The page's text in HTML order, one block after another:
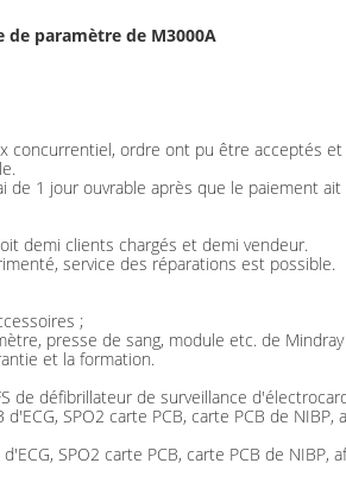
de paramètre de M3000A
ordre ont pu être acceptés
1 jour ouvrable après que le paiement ait
demi clients chargés et demi vendeur.
service des réparations est possible.
;
presse de sang, module etc. de
et la formation.
de défibrillateur de surveillance
SPO2 carte PCB, carte PCB de
SPO2 carte PCB, carte PCB de NIBP,